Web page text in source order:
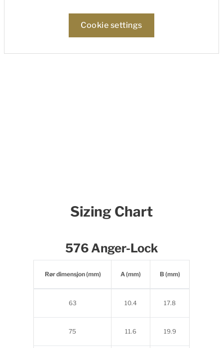
Cookie settings
Sizing Chart
576 Anger-Lock
Rør dimensjon (mm) A (mm) B (mm)
63 10.4 17.8
75 11.6 19.9